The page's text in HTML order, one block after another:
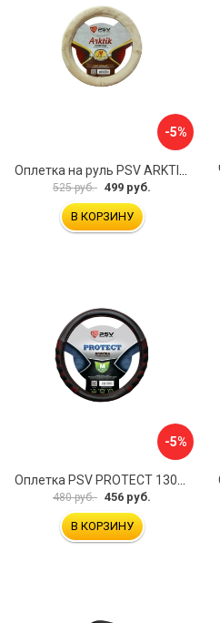
-5%
525 руб. 499 руб.
В КОРЗИНУ
-5%
Оплетка PSV PROTECT 130503
480 руб. 456 руб.
В КОРЗИНУ